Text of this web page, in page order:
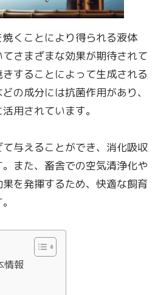
くことにより得られる液体
さまざまな効果が期待されて
することによって生成される
の成分には抗菌作用があり、
用されています。
与えることができ、消化吸収
また、畜舎での空気清浄化や
を発揮するため、快適な飼育
情報